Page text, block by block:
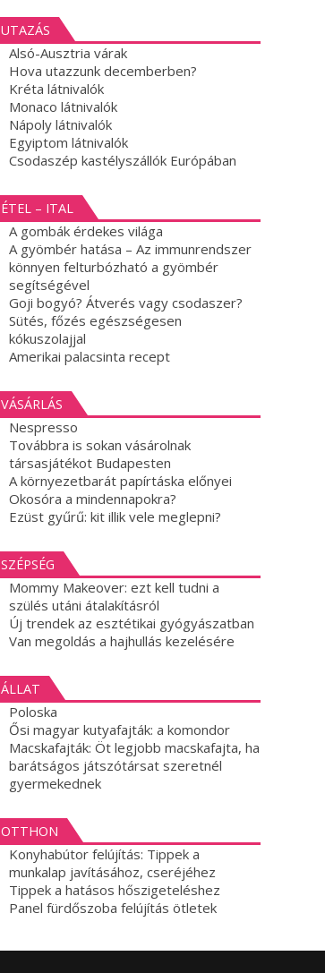
UTAZÁS
Alsó-Ausztria várak
Hova utazzunk decemberben?
Kréta látnivalók
Monaco látnivalók
Nápoly látnivalók
Egyiptom látnivalók
Csodaszép kastélyszállók Európában
ÉTEL – ITAL
A gombák érdekes világa
A gyömbér hatása – Az immunrendszer
könnyen felturbózható a gyömbér
segítségével
Goji bogyó? Átverés vagy csodaszer?
Sütés, főzés egészségesen
kókuszolajjal
Amerikai palacsinta recept
VÁSÁRLÁS
Nespresso
Továbbra is sokan vásárolnak
társasjátékot Budapesten
A környezetbarát papírtáska előnyei
Okosóra a mindennapokra?
Ezüst gyűrű: kit illik vele meglepni?
SZÉPSÉG
Mommy Makeover: ezt kell tudni a
szülés utáni átalakításról
Új trendek az esztétikai gyógyászatban
Van megoldás a hajhullás kezelésére
ÁLLAT
Poloska
Ősi magyar kutyafajták: a komondor
Macskafajták: Öt legjobb macskafajta, ha
barátságos játszótársat szeretnél
gyermekednek
OTTHON
Konyhabútor felújítás: Tippek a
munkalap javításához, cseréjéhez
Tippek a hatásos hőszigeteléshez
Panel fürdőszoba felújítás ötletek